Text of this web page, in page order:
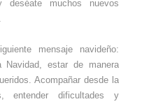
muchos nuevos
mensaje navideño:
Navidad, estar de manera
Acompañar desde la
entender dificultades y